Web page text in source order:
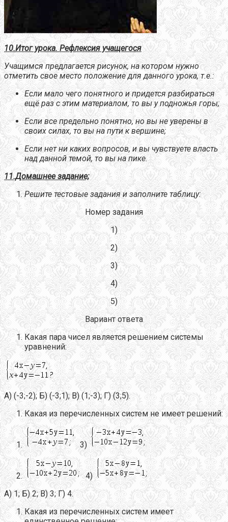
10.Итог урока. Рефлексия учащегося
Учащимся предлагается рисунок, на котором нужно
отметить свое место положение для данного урока, т.е.:
Если мало чего понятного и придется разбираться
ещё раз с этим материалом, то вы у подножья горы;
Если все предельно понятно, но вы не уверены в
своих силах, то вы на пути к вершине;
Если нет ни каких вопросов, и вы чувствуете власть
над данной темой, то вы на пике.
11.Домашнее задание;
Решите тестовые задания и заполните таблицу:
Номер задания
1)
2)
3)
4)
5)
Вариант ответа
Какая пара чисел является решением системы
уравнений:
А) (-3;-2); Б) (-3;1); В) (1;-3); Г) (3;5).
Какая из перечисленных систем не имеет решений:
3)
4)
А) 1; Б) 2; В) 3; Г) 4.
Какая из перечисленных систем имеет